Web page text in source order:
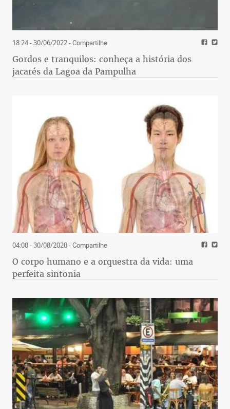
18:24 - 30/06/2022- Compartilhe
Gordos e tranquilos: conheça a história dos
jacarés da Lagoa da Pampulha
04:00 - 30/08/2020- Compartilhe
O corpo humano e a orquestra da vida: uma
perfeita sintonia